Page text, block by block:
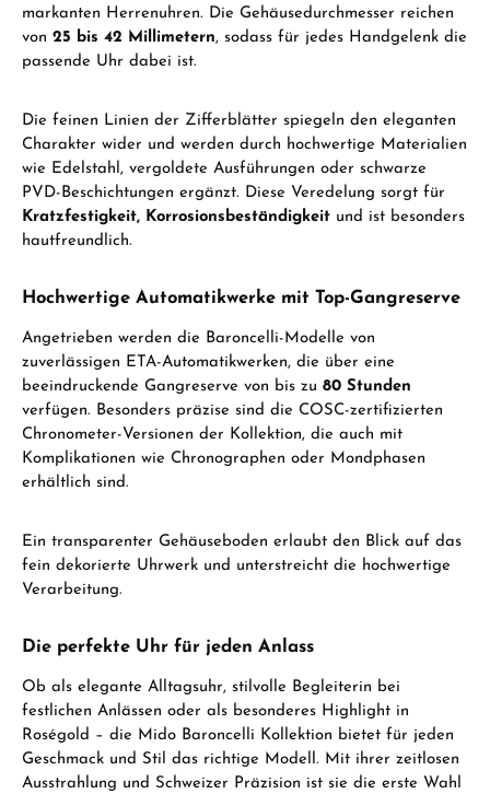
markanten Herrenuhren. Die Gehäusedurchmesser reichen
von 25 bis 42 Millimetern, sodass für jedes Handgelenk die
passende Uhr dabei ist.
Die feinen Linien der Zifferblätter spiegeln den eleganten
Charakter wider und werden durch hochwertige Materialien
wie Edelstahl, vergoldete Ausführungen oder schwarze
PVD-Beschichtungen ergänzt. Diese Veredelung sorgt für
Kratzfestigkeit, Korrosionsbeständigkeit und ist besonders
hautfreundlich.
Hochwertige Automatikwerke mit Top-Gangreserve
Angetrieben werden die Baroncelli-Modelle von
zuverlässigen ETA-Automatikwerken, die über eine
beeindruckende Gangreserve von bis zu 80 Stunden
verfügen. Besonders präzise sind die COSC-zertifizierten
Chronometer-Versionen der Kollektion, die auch mit
Komplikationen wie Chronographen oder Mondphasen
erhältlich sind.
Ein transparenter Gehäuseboden erlaubt den Blick auf das
fein dekorierte Uhrwerk und unterstreicht die hochwertige
Verarbeitung.
Die perfekte Uhr für jeden Anlass
Ob als elegante Alltagsuhr, stilvolle Begleiterin bei
festlichen Anlässen oder als besonderes Highlight in
Roségold – die Mido Baroncelli Kollektion bietet für jeden
Geschmack und Stil das richtige Modell. Mit ihrer zeitlosen
Ausstrahlung und Schweizer Präzision ist sie die erste Wahl